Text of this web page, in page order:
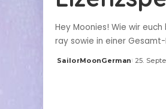
Hey Moonies! Wie wir
ray sowie in einer
Posted
SailorMoonGerman 25.